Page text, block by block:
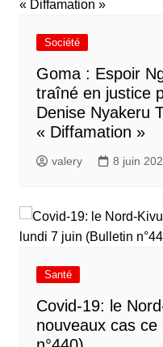
Société
Goma : Espoir
traîné en justice
Denise Nyakeru
« Diffamation »
valery 8 juin
Santé
Covid-19: le
nouveaux cas ce